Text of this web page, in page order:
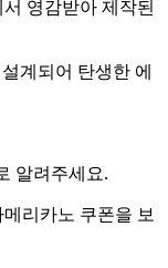
영감받아 제작된
계되어 탄생한 에
알려주세요.
리카노 쿠폰을 보